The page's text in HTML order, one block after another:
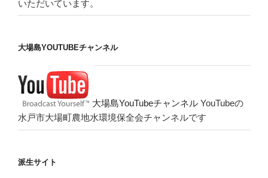
いただいています。
大場島YOUTUBEチャンネル
大場島YouTubeチャンネル YouTubeの
水戸市大場町農地水環境保全会チャンネルです
派生サイト